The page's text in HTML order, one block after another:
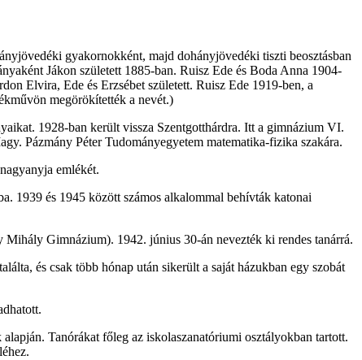
gyakornokként, majd dohányjövedéki tiszti beosztásban
Jákon született 1885-ban. Ruisz Ede és Boda Anna 1904-
Elvira, Ede és Erzsébet született. Ruisz Ede 1919-ben, a
megörökítették a nevét.)
1928-ban került vissza Szentgotthárdra. Itt a gimnázium VI.
Pázmány Péter Tudományegyetem matematika-fizika szakára.
emlékét.
1939 és 1945 között számos alkalommal behívták katonai
Gimnázium). 1942. június 30-án nevezték ki rendes tanárrá.
és csak több hónap után sikerült a saját házukban egy szobát
Tanórákat főleg az iskolaszanatóriumi osztályokban tartott.